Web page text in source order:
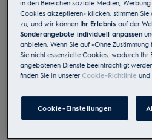
60 cm Schwarz
4.3 (19)
in den Bereichen soziale Medien,
Cookies akzeptieren» klicken, stimmen
zu, und wir können Ihr Erlebnisauf der
Sonderangebote individuell anpassen
anbieten. Wenn Sie auf «Ohne
Sie nicht essenzielle Cookies, wodurch Ihr
angebotenen Dienste beeinträchtigt
finden Sie in unsererCookie-Richtlinie und
Cookie-Einstellungen